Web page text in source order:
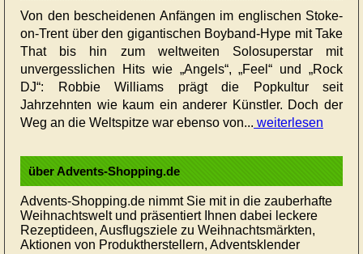
Von den bescheidenen Anfängen im englischen Stoke-
on-Trent über den gigantischen Boyband-Hype mit Take
That bis hin zum weltweiten Solosuperstar mit
unvergesslichen Hits wie „Angels“, „Feel“ und „Rock
DJ“: Robbie Williams prägt die Popkultur seit
Jahrzehnten wie kaum ein anderer Künstler. Doch der
Weg an die Weltspitze war ebenso von... weiterlesen
über Advents-Shopping.de
Advents-Shopping.de nimmt Sie mit in die zauberhafte
Weihnachtswelt und präsentiert Ihnen dabei leckere
Rezeptideen, Ausflugsziele zu Weihnachtsmärkten,
Aktionen von Produktherstellern, Adventsklender